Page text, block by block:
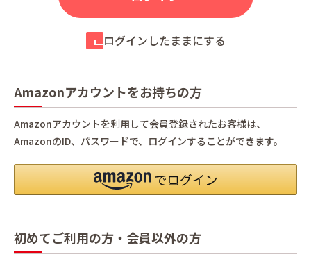
ログインしたままにする
Amazonアカウントをお持ちの方
Amazonアカウントを利用して会員登録されたお客様は、
AmazonのID、パスワードで、ログインすることができます。
初めてご利用の方・会員以外の方